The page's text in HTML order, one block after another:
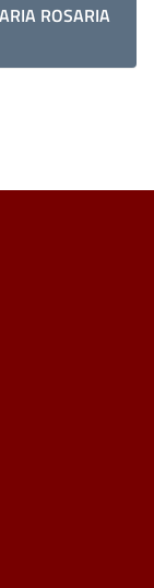
ROSARIA